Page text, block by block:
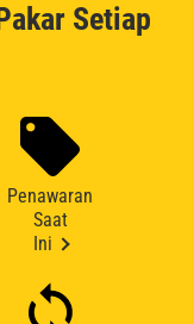
Setiap
Penawaran
Saat
Ini